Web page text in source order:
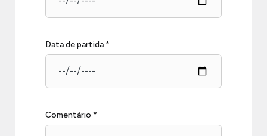
Data de partida *
Comentário *